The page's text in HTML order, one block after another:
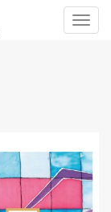
Toggle